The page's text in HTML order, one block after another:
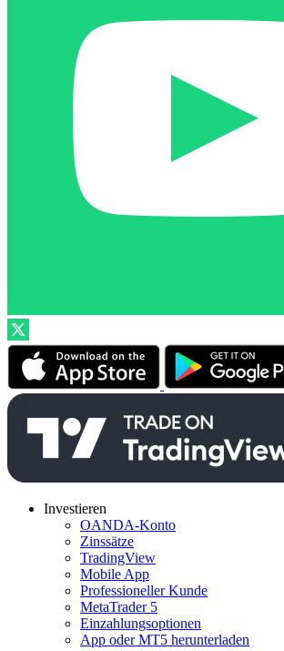
Investieren
OANDA-Konto
Zinssätze
TradingView
Mobile App
Professioneller Kunde
MetaTrader 5
Einzahlungsoptionen
App oder MT5 herunterladen